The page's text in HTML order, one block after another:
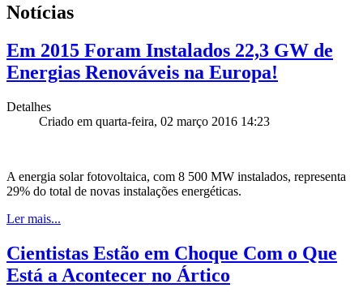
Notícias
Em 2015 Foram Instalados 22,3 GW de
Energias Renováveis na Europa!
Detalhes
Criado em quarta-feira, 02 março 2016 14:23
A energia solar fotovoltaica, com 8 500 MW instalados, representa
29% do total de novas instalações energéticas.
Ler mais...
Cientistas Estão em Choque Com o Que
Está a Acontecer no Ártico